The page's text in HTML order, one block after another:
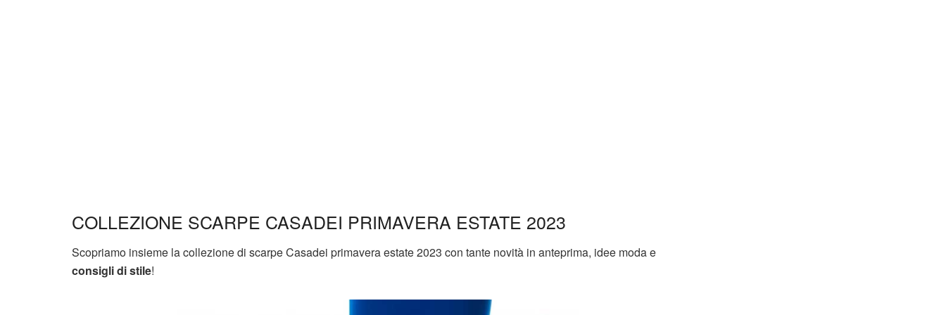
COLLEZIONE SCARPE CASADEI PRIMAVERA ESTATE 2023
Scopriamo insieme la collezione di scarpe Casadei primavera estate 2023 con tante novità in anteprima, idee moda e
consigli di stile!